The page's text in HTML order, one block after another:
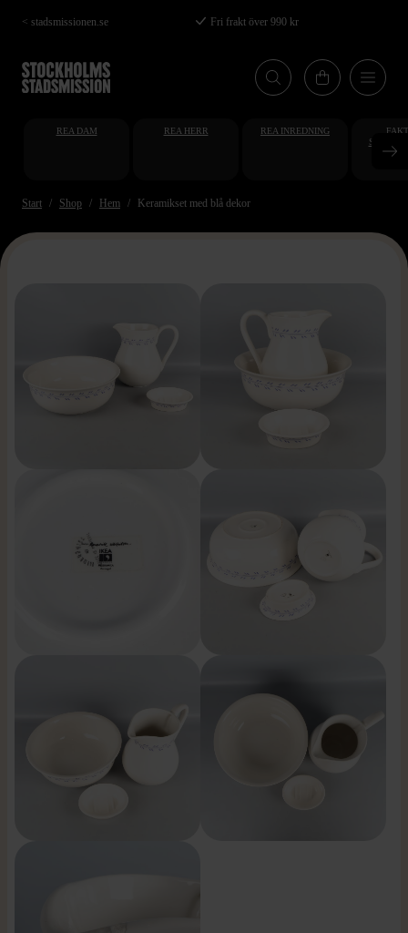
Hoppa
till
huvudinnehåll
< stadsmissionen.se Fri frakt över 990 kr
REA DAM REA HERR REA INREDNING
Start Shop Hem Keramikset med blå dekor